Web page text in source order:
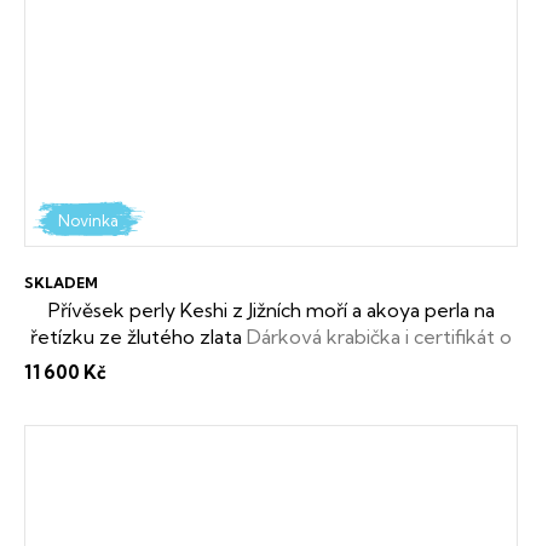
Novinka
Přívěsek perly Keshi z Jižních moří a akoya perla na
řetízku ze žlutého zlata Dárková krabička i certifikát o
SKLADEM
11 600 Kč